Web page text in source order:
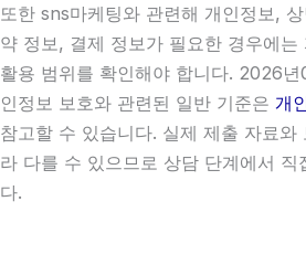
또한 sns마케팅와 관련해 개인정보,
약 정보, 결제 정보가 필요한 경우에
활용 범위를 확인해야 합니다. 2026
인정보 보호와 관련된 일반 기준은 개
참고할 수 있습니다. 실제 제출 자료와
라 다를 수 있으므로 상담 단계에서 직
다.